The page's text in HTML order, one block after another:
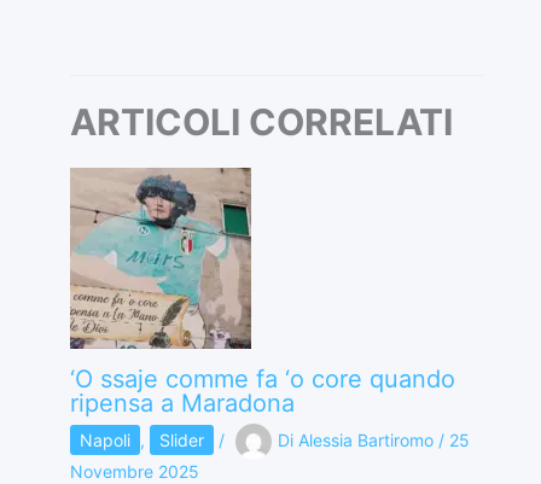
ARTICOLI CORRELATI
‘O ssaje comme fa ‘o core quando
ripensa a Maradona
Napoli , Slider / Di Alessia Bartiromo / 25
Novembre 2025